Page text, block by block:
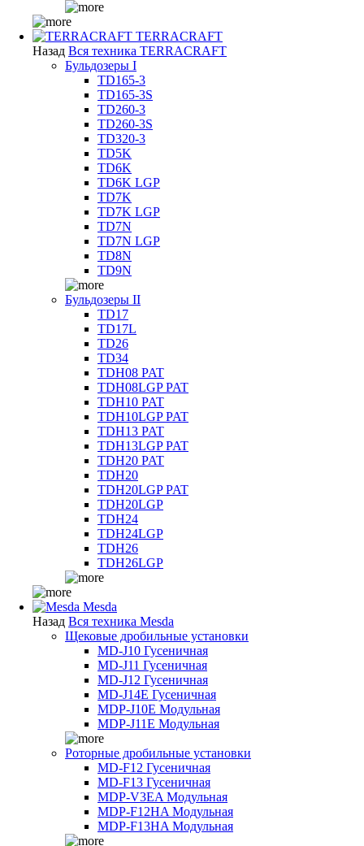
TERRACRAFT
Назад Вся техника TERRACRAFT
Бульдозеры I
TD165-3
TD165-3S
TD260-3
TD260-3S
TD320-3
TD5K
TD6K
TD6K LGP
TD7K
TD7K LGP
TD7N
TD7N LGP
TD8N
TD9N
Бульдозеры II
TD17
TD17L
TD26
TD34
TDH08 PAT
TDH08LGP PAT
TDH10 PAT
TDH10LGP PAT
TDH13 PAT
TDH13LGP PAT
TDH20 PAT
TDH20
TDH20LGP PAT
TDH20LGP
TDH24
TDH24LGP
TDH26
TDH26LGP
Mesda
Назад Вся техника Mesda
Щековые дробильные установки
MD-J10 Гусеничная
MD-J11 Гусеничная
MD-J12 Гусеничная
MD-J14E Гусеничная
MDP-J10E Модульная
MDP-J11E Модульная
Роторные дробильные установки
MD-F12 Гусеничная
MD-F13 Гусеничная
MDP-V3EA Модульная
MDP-F12HA Модульная
MDP-F13HA Модульная